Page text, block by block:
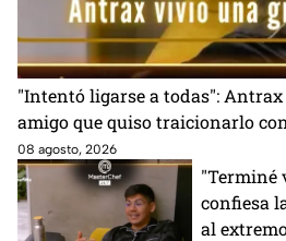
"Intentó ligarse a todas":
amigo que quiso traicionarlo
08 agosto, 2026
"Terminé
confiesa
al